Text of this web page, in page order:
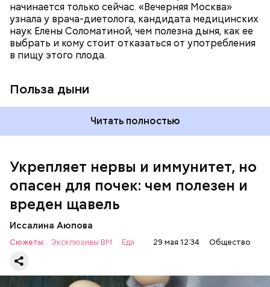
начинается только сейчас. «Вечерняя Москва»
узнала у врача-диетолога, кандидата медицинских
наук Елены Соломатиной, чем полезна дыня, как ее
выбрать и кому стоит отказаться от употребления
в пищу этого плода.
Польза дыни
спазмироваться.
Читать полностью
Укрепляет нервы и иммунитет, но
опасен для почек: чем полезен и
вреден щавель
Иссалина Аюпова
Сюжеты: Эксклюзивы ВМ Еда 29 мая 12:34 Общество
— Если человек уже болеет мочекаменной
болезнью, щавель ему не рекомендуется. При
артрите, гастрите, холецистите, синдроме
раздраженного кишечника, язвах и панкреатите
продукт тоже лучше исключить из рациона, —
предупредила врач. — Он может привести к
повышению кислотности желудка и раздражать
слизистые оболочки.
По мнению специалиста, здоровому человеку
достаточно включать щавель в рацион несколько
раз в месяц. В небольших количествах в свежем